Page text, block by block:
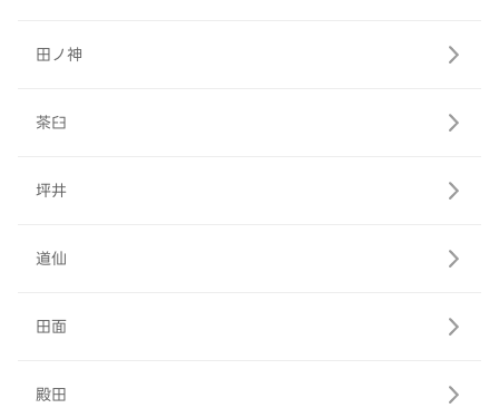
田ノ神
茶臼
坪井
道仙
田面
殿田